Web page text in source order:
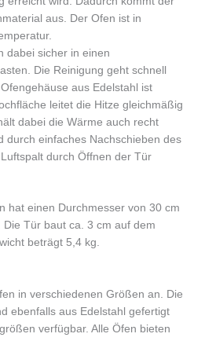
aus. Der Ofen ist in
dabei sicher in einen
Die Reinigung geht schnell
aus Edelstahl ist
leitet die Hitze gleichmäßig
dabei die Wärme auch recht
durch einfaches Nachschieben des
durch Öffnen der Tür
hat einen Durchmesser von 30 cm
Tür baut ca. 3 cm auf dem
beträgt 5,4 kg.
in verschiedenen Größen an. Die
ebenfalls aus Edelstahl gefertigt
verfügbar. Alle Öfen bieten